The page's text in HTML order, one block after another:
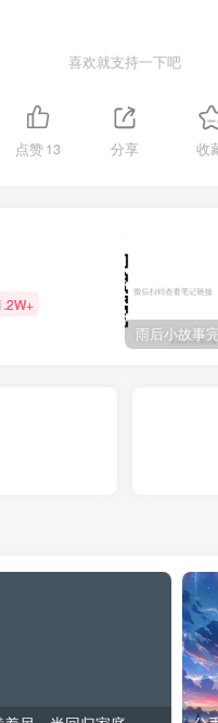
喜欢就支持一下吧
点赞13 分享 收